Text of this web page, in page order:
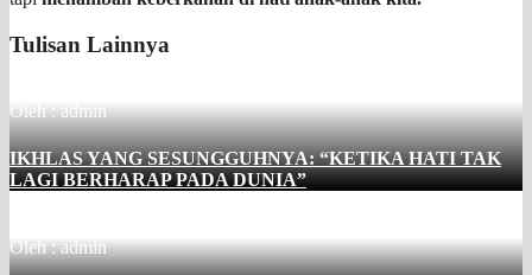
Tulisan Lainnya
Oleh : admin
IKHLAS YANG SESUNGGUHNYA: “KETIKA HATI TAK
LAGI BERHARAP PADA DUNIA”
Oleh : admin